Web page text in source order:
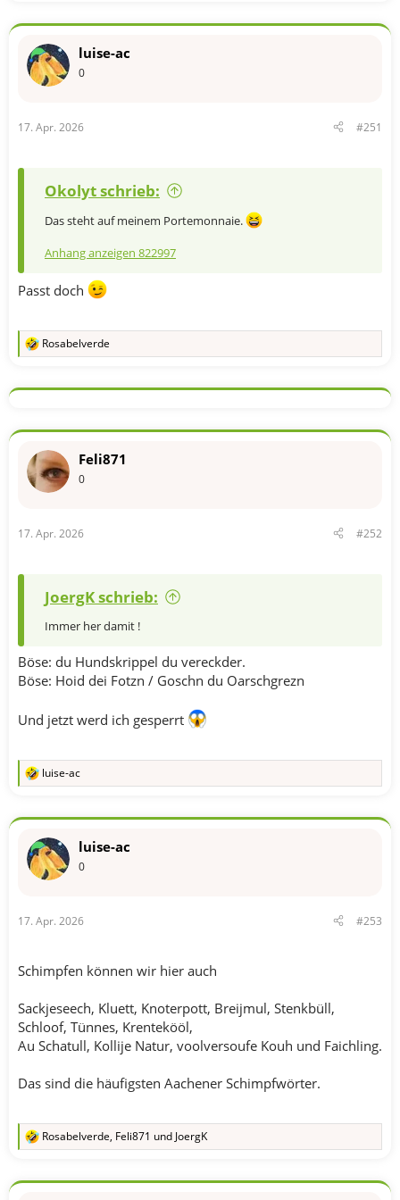
luise-ac
0
17. Apr. 2026 #251
Okolyt schrieb:
Das steht auf meinem Portemonnaie.
Anhang anzeigen 822997
Passt doch
R
k
o
e
n
Rosabelverde
Feli871
0
17. Apr. 2026 #252
JoergK schrieb:
Immer her damit !
Böse: du Hundskrippel du vereckder.
Böse: Hoid dei Fotzn / Goschn du Oarschgrezn
Und jetzt werd ich gesperrt
R
k
o
:
luise-ac
luise-ac
0
17. Apr. 2026 #253
Schimpfen können wir hier auch
Sackjeseech, Kluett, Knoterpott, Breijmul, Stenkbüll,
Schloof, Tünnes, Krentekööl,
Au Schatull, Kollije Natur, voolversoufe Kouh und Faichling.
Das sind die häufigsten Aachener Schimpfwörter.
R
k
Rosabelverde, Feli871 und JoergK